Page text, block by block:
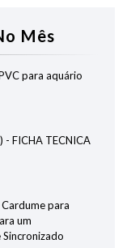
Mês
para aquário
- FICHA TECNICA
para
um